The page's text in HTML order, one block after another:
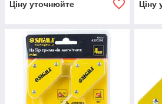
Ціну уточнюйте Ціну